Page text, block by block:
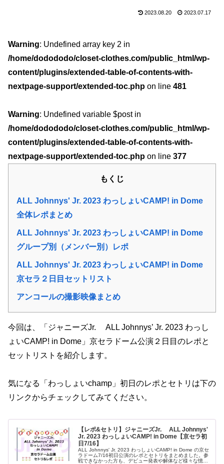
2023.08.20 2023.07.17
Warning: Undefined array key 2 in
/home/dodododo/closet-clothes.com/public_html/wp-
content/plugins/extended-table-of-contents-with-
nextpage-support/extended-toc.php on line 481
Warning: Undefined variable $post in
/home/dodododo/closet-clothes.com/public_html/wp-
content/plugins/extended-table-of-contents-with-
nextpage-support/extended-toc.php on line 377
もくじ
ALL Johnnys' Jr. 2023 わっしょいCAMP! in Dome
全体レポまとめ
ALL Johnnys' Jr. 2023 わっしょいCAMP! in Dome
グループ別（メンバー別）レポ
ALL Johnnys' Jr. 2023 わっしょいCAMP! in Dome
京セラ２日目セットリスト
アンコールの撮影映像まとめ
今回は、「ジャニーズJr. ALL Johnnys’ Jr. 2023 わっし
ょいCAMP! in Dome」京セラドーム公演２日目のレポと
セットリストを紹介します。
気になる「わっしょいchamp」初日のレポとセトリは下の
リンクからチェックしてみてください。
【レポ&セトリ】ジャニーズJr. ALL Johnnys'
Jr. 2023 わっしょいCAMP! in Dome【京セラ初
日7/16】
ALL Johnnys' Jr. 2023 わっしょいCAMP! in Dome の京セ
ラドーム7/16初日公演のレポとセトリをまとめました。参
戦できなかった方も、デビュー発表や解体など様々な憶測